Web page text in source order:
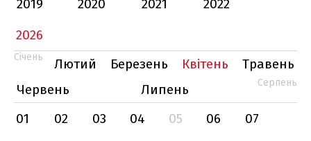
2019
2020 2021
2022
2026
Січень Лютий Березень Квітень
Травень
Червень
Липень Серпень
01 02 03 04 05 06
07